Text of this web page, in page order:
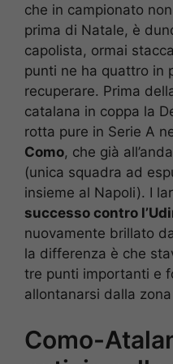
che in campionato
prima di Natale, è
capolista, ormai
punti ne ha quattro in
recuperare. Prima
catalana in coppa la
rotta pure in Serie A
Como, che già
(unica squadra ad
insieme al Napoli). I
successo contro
nuovamente brillato
la differenza è che
tre punti importanti e
allontanarsi dalla
Como-